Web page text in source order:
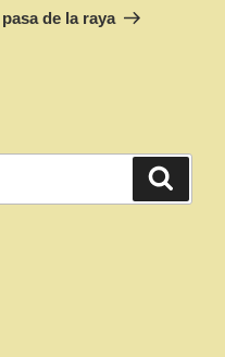
de la raya